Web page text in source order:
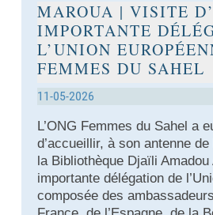
MAROUA | VISITE
IMPORTANTE
L’UNION
FEMMES DU SAHEL
11-05-2026
L’ONG Femmes du Sahel a
d’accueillir, à son antenne
la Bibliothèque Djaïli
importante délégation de
composée des